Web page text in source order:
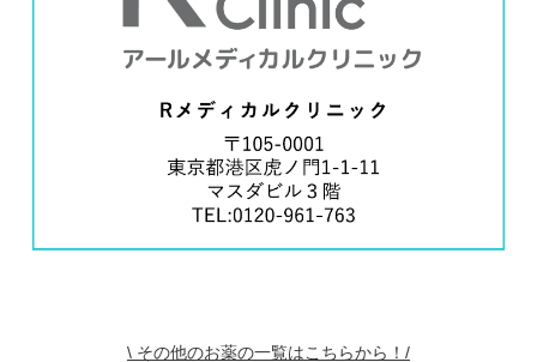
\ その他のお薬の一覧はこちらから！/